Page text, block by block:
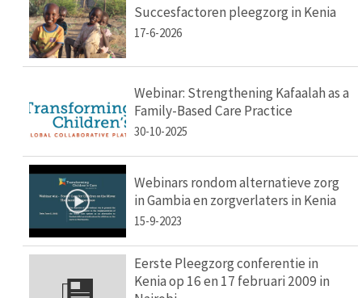
Succesfactoren pleegzorg in Kenia
17-6-2026
Webinar: Strengthening Kafaalah as a
Family-Based Care Practice
30-10-2025
Webinars rondom alternatieve zorg
in Gambia en zorgverlaters in Kenia
15-9-2023
Eerste Pleegzorg conferentie in
Kenia op 16 en 17 februari 2009 in